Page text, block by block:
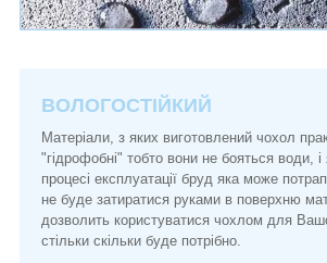
ВОЛОГОСТІЙКИЙ
Матеріали, з яких виготовлений чохол
"гідрофобні" тобто вони не бояться води, і
процесі експлуатації бруд яка може
не буде затиратися руками в поверхню
дозволить користуватися чохлом для
стільки скільки буде потрібно.